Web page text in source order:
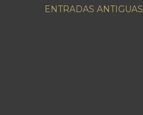
ENTRADAS ANTIGUAS